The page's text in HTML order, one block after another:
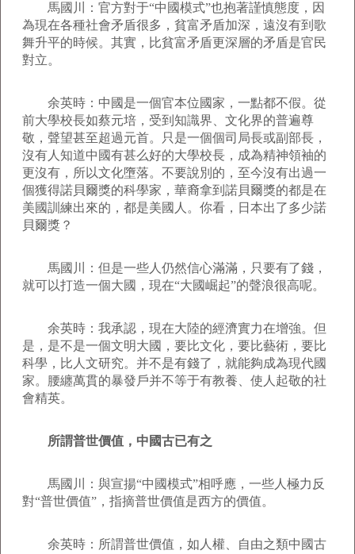
馬國川：官方對于“中國模式”也抱著謹慎態度，因
為現在各種社會矛盾很多，貧富矛盾加深，遠沒有到歌
舞升平的時候。其實，比貧富矛盾更深層的矛盾是官民
對立。
余英時：中國是一個官本位國家，一點都不假。從
前大學校長如蔡元培，受到知識界、文化界的普遍尊
敬，聲望甚至超過元首。只是一個個司局長或副部長，
沒有人知道中國有甚么好的大學校長，成為精神領袖的
更沒有，所以文化墮落。不要說別的，至今沒有出過一
個獲得諾貝爾獎的科學家，華裔拿到諾貝爾獎的都是在
美國訓練出來的，都是美國人。你看，日本出了多少諾
貝爾獎？
馬國川：但是一些人仍然信心滿滿，只要有了錢，
就可以打造一個大國，現在“大國崛起”的聲浪很高呢。
余英時：我承認，現在大陸的經濟實力在增強。但
是，是不是一個文明大國，要比文化，要比藝術，要比
科學，比人文研究。并不是有錢了，就能夠成為現代國
家。腰纏萬貫的暴發戶并不等于有教養、使人起敬的社
會精英。
所謂普世價值，中國古已有之
馬國川：與宣揚“中國模式”相呼應，一些人極力反
對“普世價值”，指摘普世價值是西方的價值。
余英時：所謂普世價值，如人權、自由之類中國古